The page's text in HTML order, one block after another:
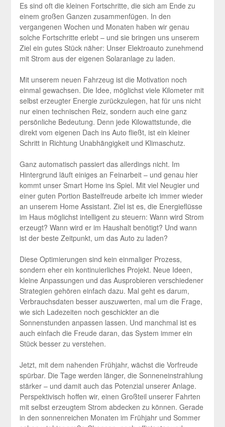
Es sind oft die kleinen Fortschritte, die sich am Ende zu
einem großen Ganzen zusammenfügen. In den
vergangenen Wochen und Monaten haben wir genau
solche Fortschritte erlebt – und sie bringen uns unserem
Ziel ein gutes Stück näher: Unser Elektroauto zunehmend
mit Strom aus der eigenen Solaranlage zu laden.
Mit unserem neuen Fahrzeug ist die Motivation noch
einmal gewachsen. Die Idee, möglichst viele Kilometer mit
selbst erzeugter Energie zurückzulegen, hat für uns nicht
nur einen technischen Reiz, sondern auch eine ganz
persönliche Bedeutung. Denn jede Kilowattstunde, die
direkt vom eigenen Dach ins Auto fließt, ist ein kleiner
Schritt in Richtung Unabhängigkeit und Klimaschutz.
Ganz automatisch passiert das allerdings nicht. Im
Hintergrund läuft einiges an Feinarbeit – und genau hier
kommt unser Smart Home ins Spiel. Mit viel Neugier und
einer guten Portion Bastelfreude arbeite ich immer wieder
an unserem Home Assistant. Ziel ist es, die Energieflüsse
im Haus möglichst intelligent zu steuern: Wann wird Strom
erzeugt? Wann wird er im Haushalt benötigt? Und wann
ist der beste Zeitpunkt, um das Auto zu laden?
Diese Optimierungen sind kein einmaliger Prozess,
sondern eher ein kontinuierliches Projekt. Neue Ideen,
kleine Anpassungen und das Ausprobieren verschiedener
Strategien gehören einfach dazu. Mal geht es darum,
Verbrauchsdaten besser auszuwerten, mal um die Frage,
wie sich Ladezeiten noch geschickter an die
Sonnenstunden anpassen lassen. Und manchmal ist es
auch einfach die Freude daran, das System immer ein
Stück besser zu verstehen.
Jetzt, mit dem nahenden Frühjahr, wächst die Vorfreude
spürbar. Die Tage werden länger, die Sonneneinstrahlung
stärker – und damit auch das Potenzial unserer Anlage.
Perspektivisch hoffen wir, einen Großteil unserer Fahrten
mit selbst erzeugtem Strom abdecken zu können. Gerade
in den sonnenreichen Monaten im Frühjahr und Sommer